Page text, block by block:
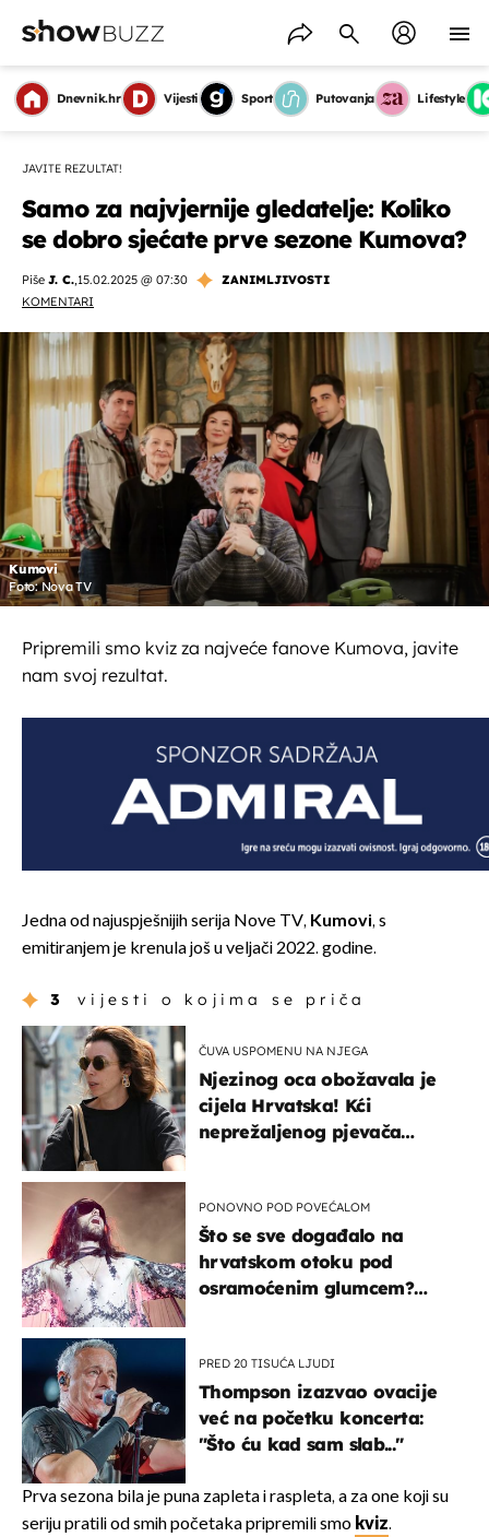
Dnevnik.hr Vijesti Sport Putovanja Lifestyle
JAVITE REZULTAT!
Samo za najvjernije gledatelje: Koliko
se dobro sjećate prve sezone Kumova?
Piše J. C.,15.02.2025 @ 07:30
ZANIMLJIVOSTI
KOMENTARI
Kumovi
Foto: Nova TV
Pripremili smo kviz za najveće fanove Kumova, javite
nam svoj rezultat.
Jedna od najuspješnijih serija Nove TV, Kumovi, s
emitiranjem je krenula još u veljači 2022. godine.
3 vijesti o kojima se priča
ČUVA USPOMENU NA NJEGA
Njezinog oca obožavala je
cijela Hrvatska! Kći
neprežaljenog pjevača
PONOVNO POD POVEĆALOM
Što se sve događalo na
hrvatskom otoku pod
osramoćenim glumcem?
PRED 20 TISUĆA LJUDI
Thompson izazvao ovacije
već na početku koncerta:
"Što ću kad sam slab..."
Prva sezona bila je puna zapleta i raspleta, a za one koji su
seriju pratili od smih početaka pripremili smo kviz.
OMOGUĆI OBAVIJESTI